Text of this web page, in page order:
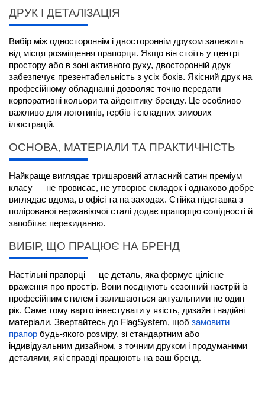
ДРУК І ДЕТАЛІЗАЦІЯ
Вибір між одностороннім і двостороннім друком залежить
від місця розміщення прапорця. Якщо він стоїть у центрі
простору або в зоні активного руху, двосторонній друк
забезпечує презентабельність з усіх боків. Якісний друк на
професійному обладнанні дозволяє точно передати
корпоративні кольори та айдентику бренду. Це особливо
важливо для логотипів, гербів і складних зимових
ілюстрацій.
ОСНОВА, МАТЕРІАЛИ ТА ПРАКТИЧНІСТЬ
Найкраще виглядає тришаровий атласний сатин преміум
класу — не провисає, не утворює складок і однаково добре
виглядає вдома, в офісі та на заходах. Стійка підставка з
полірованої нержавіючої сталі додає прапорцю солідності й
запобігає перекиданню.
ВИБІР, ЩО ПРАЦЮЄ НА БРЕНД
Настільні прапорці — це деталь, яка формує цілісне
враження про простір. Вони поєднують сезонний настрій із
професійним стилем і залишаються актуальними не один
рік. Саме тому варто інвестувати у якість, дизайн і надійні
матеріали. Звертайтесь до FlagSystem, щоб замовити
прапор будь-якого розміру, зі стандартним або
індивідуальним дизайном, з точним друком і продуманими
деталями, які справді працюють на ваш бренд.